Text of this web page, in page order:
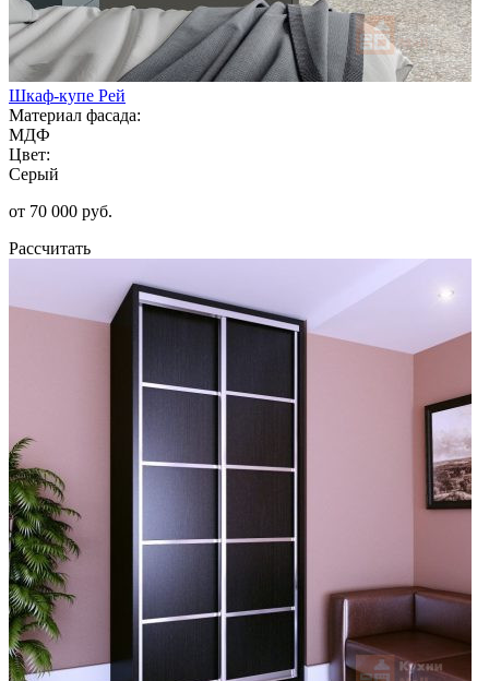
Шкаф-купе Рей
Материал фасада:
МДФ
Цвет:
Серый
от 70 000 руб.
Рассчитать